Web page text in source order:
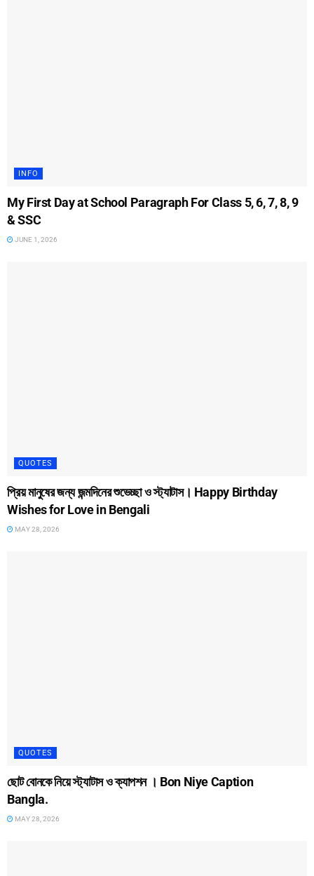
INFO
My First Day at School Paragraph For Class 5, 6, 7, 8, 9
& SSC
JUNE 1, 2026
QUOTES
প্রিয় মানুষের জন্য জন্মদিনের শুভেচ্ছা ও স্ট্যাটাস। Happy Birthday
Wishes for Love in Bengali
MAY 28, 2026
QUOTES
ছোট বোনকে নিয়ে স্ট্যাটাস ও ক্যাপশন । Bon Niye Caption
Bangla.
MAY 28, 2026